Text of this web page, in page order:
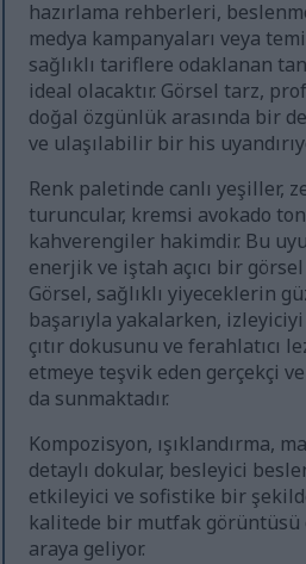
hazırlama rehberleri,
medya kampanyaları veya
sağlıklı tariflere odaklanan
ideal olacaktır. Görsel tarz,
doğal özgünlük arasında bir
ve ulaşılabilir bir his
Renk paletinde canlı yeşiller,
turuncular, kremsi avokado
kahverengiler hakimdir. Bu
enerjik ve iştah açıcı bir
Görsel, sağlıklı yiyeceklerin
başarıyla yakalarken,
çıtır dokusunu ve ferahlatıcı
etmeye teşvik eden gerçekçi
da sunmaktadır.
Kompozisyon, ışıklandırma,
detaylı dokular, besleyici
etkileyici ve sofistike bir
kalitede bir mutfak
araya geliyor.